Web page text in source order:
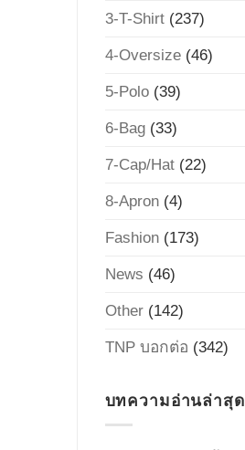
3-T-Shirt(237)
4-Oversize(46)
5-Polo(39)
6-Bag(33)
7-Cap/Hat(22)
8-Apron(4)
Fashion(173)
News (46)
Other(142)
TNP บอกต่อ (342)
บทความอ่านล่าสุด